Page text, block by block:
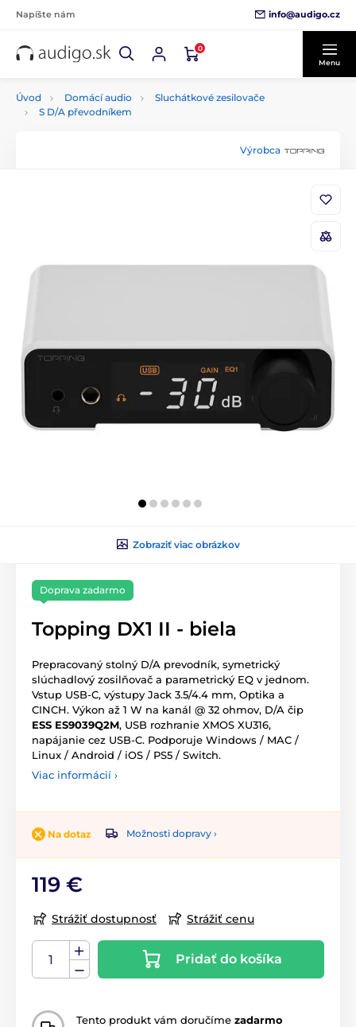
Napíšte nám info@audigo.cz
0
Menu
Úvod Domácí audio
Sluchátkové zesilovače
S D/A převodníkem
Výrobca
Zobraziť viac obrázkov
Doprava zadarmo
Topping DX1 II - biela
Prepracovaný stolný D/A prevodník, symetrický
slúchadlový zosilňovač a parametrický EQ v jednom.
Vstup USB-C, výstupy Jack 3.5/4.4 mm, Optika a
CINCH. Výkon až 1 W na kanál @ 32 ohmov, D/A čip
ESS ES9039Q2M, USB rozhranie XMOS XU316,
napájanie cez USB-C. Podporuje Windows / MAC /
Linux / Android / iOS / PS5 / Switch.
Viac informácií ›
Na dotaz Možnosti dopravy ›
119 €
Strážiť dostupnosť Strážiť cenu
Pridať do košíka
Tento produkt vám doručíme zadarmo